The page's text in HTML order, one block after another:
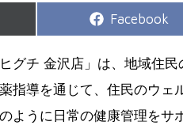
Share
Facebook
グチ 金沢店」は、地域住
指導を通じて、住民のウ
ように日常の健康管理を